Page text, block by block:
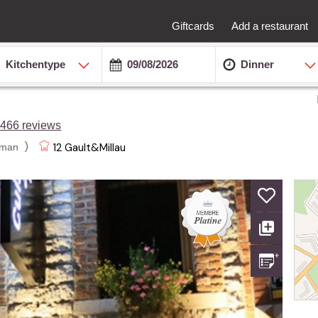
Giftcards Add a restaurant
Kitchentype Dinner
reviews
) 12Gault&Millau